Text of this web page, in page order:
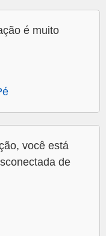
é muito
você está
de